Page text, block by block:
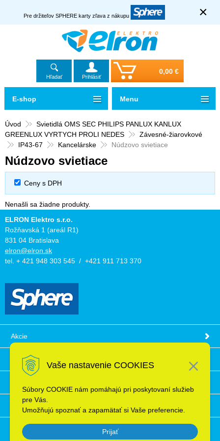
Vaše nastavenie COOKIES
Súbory COOKIE nám pomáhajú pri poskytovaní služieb
pre Vás.
Umožňujú spoznať a zapamätať si Vaše preferencie.
Prijať
Pre držiteľov SPHERE karty zľava z nákupu ×
Hľadať Prihlásiť
0,00 €
Úvod
Svietidlá OMS SEC PHILIPS PANLUX KANLUX
GREENLUX VYRTYCH PROLI NEDES
Závesné-žiarovkové
IP43-67
Kancelárske Núdzovo svietiace
Núdzovo svietiace
Ceny s DPH
Nenašli sa žiadne produkty.
E-shop Menu
ELRON Elektro s.r.o.
Rožňavská 1 (areál R1)
831 04 Bratislava
elron@elron.sk
tel. + 421 948 303 545 / +421 911 713 370
Akcie
Obchodné podmienky
Ochrana osobných údajov